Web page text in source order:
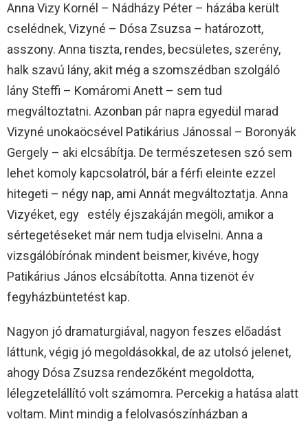
Anna Vizy Kornél – Nádházy Péter – házába került
cselédnek, Vizyné – Dósa Zsuzsa – határozott,
asszony. Anna tiszta, rendes, becsületes, szerény,
halk szavú lány, akit még a szomszédban szolgáló
lány Steffi – Komáromi Anett – sem tud
megváltoztatni. Azonban pár napra egyedül marad
Vizyné unokaöcsével Patikárius Jánossal – Boronyák
Gergely – aki elcsábítja. De természetesen szó sem
lehet komoly kapcsolatról, bár a férfi eleinte ezzel
hitegeti – négy nap, ami Annát megváltoztatja. Anna
Vizyéket, egy estély éjszakáján megöli, amikor a
sértegetéseket már nem tudja elviselni. Anna a
vizsgálóbírónak mindent beismer, kivéve, hogy
Patikárius János elcsábította. Anna tizenöt év
fegyházbüntetést kap.
Nagyon jó dramaturgiával, nagyon feszes előadást
láttunk, végig jó megoldásokkal, de az utolsó jelenet,
ahogy Dósa Zsuzsa rendezőként megoldotta,
lélegzetelállító volt számomra. Percekig a hatása alatt
voltam. Mint mindig a felolvasószínházban a